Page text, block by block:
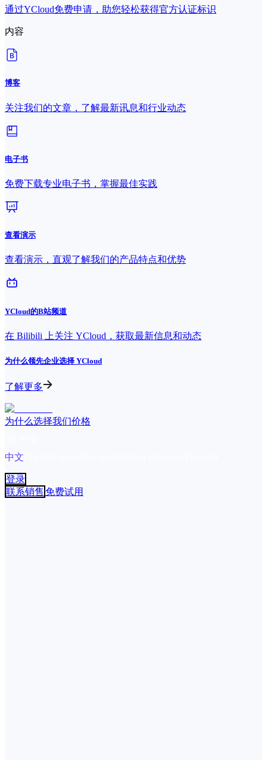
通过YCloud免费申请，助您轻松获得官方认证标识
内容
博客
关注我们的文章，了解最新讯息和行业动态
电子书
免费下载专业电子书，掌握最佳实践
查看演示
查看演示，直观了解我们的产品特点和优势
YCloud的B站频道
在 Bilibili 上关注 YCloud，获取最新信息和动态
为什么领先企业选择 YCloud
了解更多
为什么选择我们价格
中文
登录
联系销售 免费试用